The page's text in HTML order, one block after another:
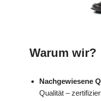
Warum wir?
Nachgewiesene
Qualität –